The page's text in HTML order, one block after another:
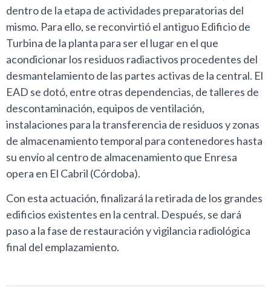
dentro de la etapa de actividades preparatorias del
mismo. Para ello, se reconvirtió el antiguo Edificio de
Turbina de la planta para ser el lugar en el que
acondicionar los residuos radiactivos procedentes del
desmantelamiento de las partes activas de la central. El
EAD se dotó, entre otras dependencias, de talleres de
descontaminación, equipos de ventilación,
instalaciones para la transferencia de residuos y zonas
de almacenamiento temporal para contenedores hasta
su envío al centro de almacenamiento que Enresa
opera en El Cabril (Córdoba).
Con esta actuación, finalizará la retirada de los grandes
edificios existentes en la central. Después, se dará
paso a la fase de restauración y vigilancia radiológica
final del emplazamiento.